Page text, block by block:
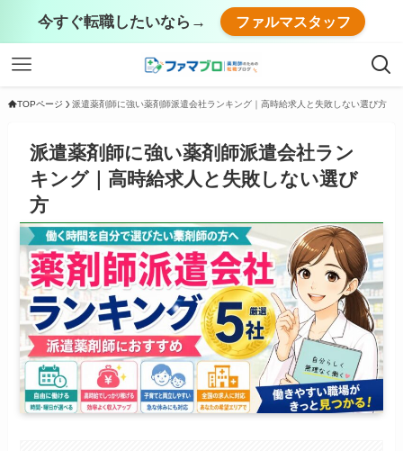
今すぐ転職したいなら→ ファルマスタッフ
TOPページ 派遣薬剤師に強い薬剤師派遣会社ランキング｜高時給求人と失敗しない選び方
派遣薬剤師に強い薬剤師派遣会社ラン
キング｜高時給求人と失敗しない選び
方